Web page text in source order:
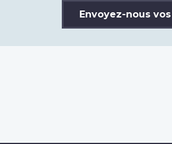
Envoyez-nous